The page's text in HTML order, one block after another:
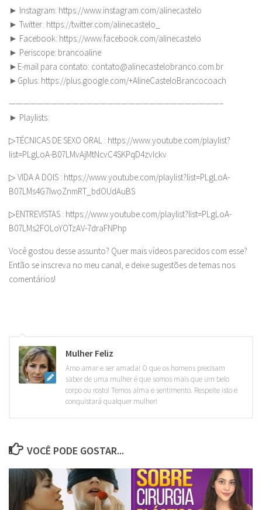
► Instagram: https://www.instagram.com/alinecastelo
► Twitter: https://twitter.com/alinecastelo_
► Facebook: https://www.facebook.com/alinecastelo
► Periscope: brancoaline
►E-mail para contato: contato@alinecastelobranco.com.br
►Gplus: https://plus.google.com/+AlineCasteloBrancocoach
——————————————————————————————–
► Playlists:
▷TÉCNICAS DE SEXO ORAL : https://www.youtube.com/playlist?
list=PLgLoA-B07LMvAjMtNcvC4SKPqD4zvIckv
▷ VIDA A DOIS : https://www.youtube.com/playlist?list=PLgLoA-
B07LMs4G7lwoZnmRT_bdOUdAuBS
▷ENTREVISTAS : https://www.youtube.com/playlist?list=PLgLoA-
B07LMs2FOLoYOTzAV-7draFNPhp
Você gostou desse assunto? Quer mais vídeos parecidos com esse?
Então se inscreva no meu canal, e deixe sugestões de temas nos
comentários!
Mulher Feliz
Amo amar e ser amada! O que os homens precisam
saber de uma mulher é que somos mais que um belo
corpo ou rosto! Temos alma e sentimento. Respeite isto e
conquistará qualquer mulher!
VOCÊ PODE GOSTAR...